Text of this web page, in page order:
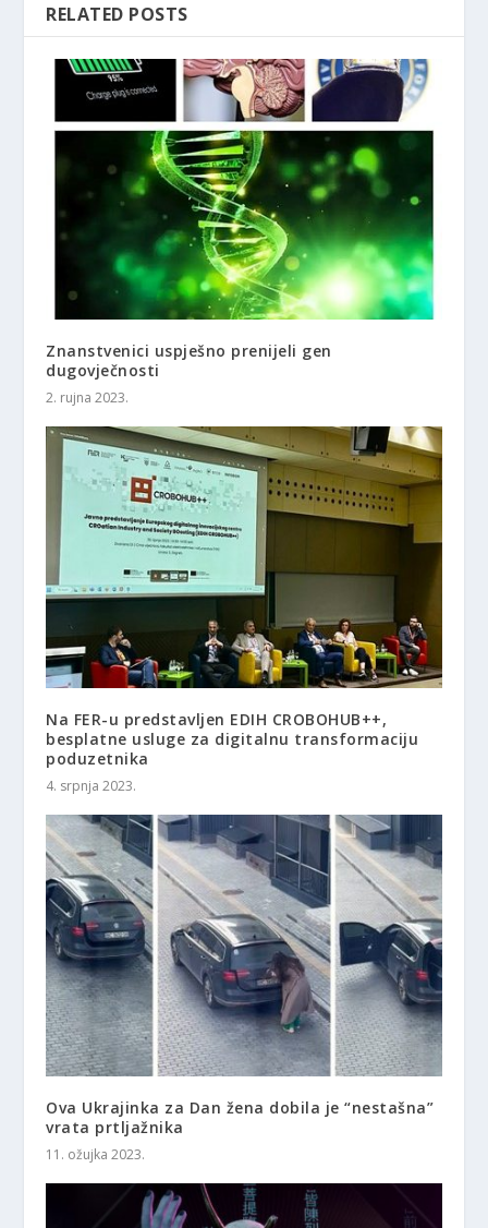
RELATED POSTS
Znanstvenici uspješno prenijeli gen
dugovječnosti
2. rujna 2023.
Na FER-u predstavljen EDIH CROBOHUB++,
besplatne usluge za digitalnu transformaciju
poduzetnika
4. srpnja 2023.
Ova Ukrajinka za Dan žena dobila je “nestašna”
vrata prtljažnika
11. ožujka 2023.